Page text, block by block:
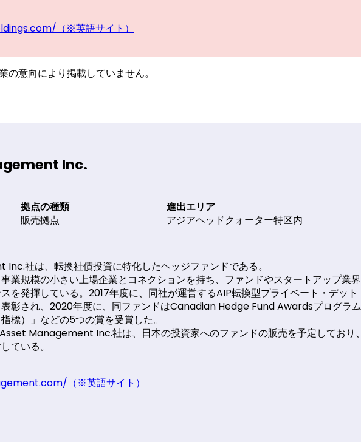
（※英語サイト）
意向により掲載していません。
Inc.
拠点の種類
販売拠点
進出エリア
アジアヘッドクォーター特区内
社は、転換社債投資に特化したヘッジファンドである。
業規模の小さい上場企業とコネクションを持ち、ファンドやスタートアップ業
を発揮している。2017年度に、同社が運営するAIP転換型プライベート・デッ
彰され、2020年度に、同ファンドはCanadian Hedge Fund Awardsプログラ
標）」などの5つの賞を受賞した。
Management Inc.社は、日本の投資家へのファンドの販売を予定しており
ている。
（※英語サイト）